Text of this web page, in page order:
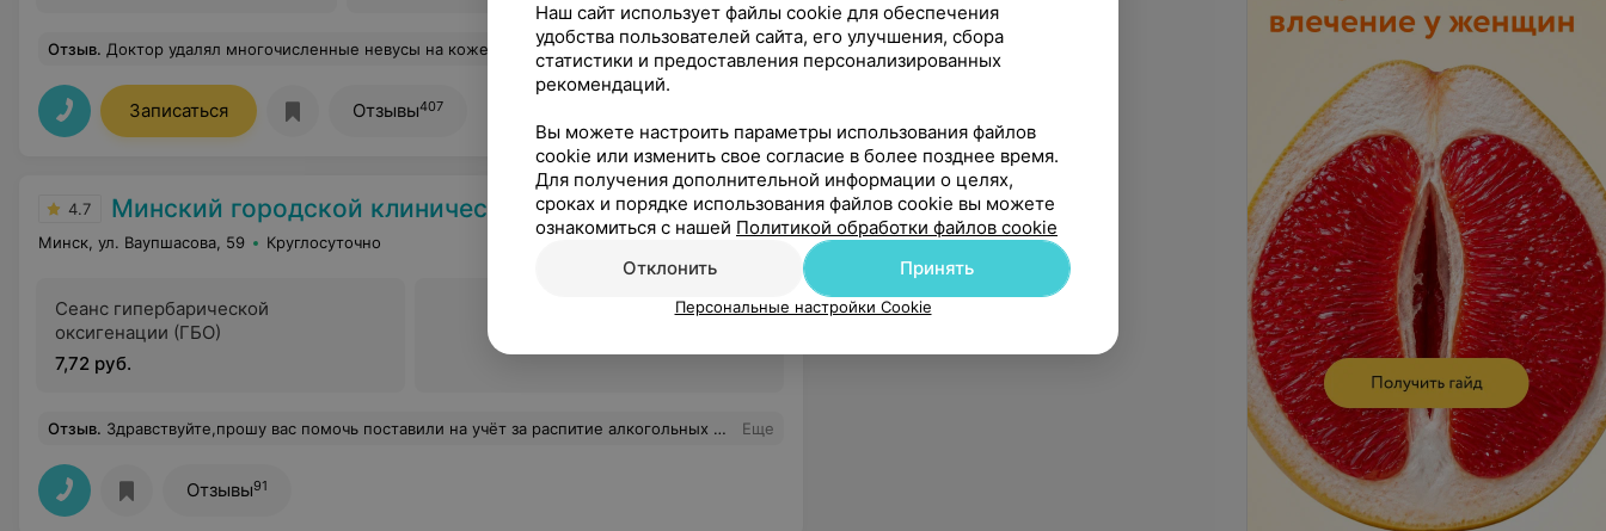
Отзыв. Доктор удалял многочисленные невусы на коже. Операция под местной анестезией прошла без проблем. Очень аккуратно выполнены швы, думаю, что через несколько месяцев они станут незаметны. Спасибо врачу Ваккеру Э.А. и медперсоналу на Богдановича 53. Еще
Записаться Отзывы407
4.7 Минский городской клинический наркологический центр (МГКНЦ)
Минск, ул. Ваупшасова, 59 Круглосуточно
Сеанс гипербарической
оксигенации (ГБО)
7,72 руб.
Отзыв. Здравствуйте,прошу вас помочь поставили на учёт за распитие алкогольных напитков,сказали год не пить,отмечаться в наркологическом диспансере,но был праздник и через 2 месяца как поставили на учет меня задержали сотрудники милиции в нетрезвом виде и увезли в отрезвитель,когда ставили на учет сказали попадешься еще раз отправим в ЛТП. Скажите,пожалуйста, меня теперь заберут или можно избежать этого?У меня жена ребёнок и мать на пенсии,я смотрю за ней, они очень боятся без меня остаться,я единственный кормилиц в семье и без меня им будет туго на что рассчитывать можно еще все решить чтоб не забрали ?Заранее спасибо! Еще
Отзывы91
Наш сайт использует файлы cookie для обеспечения
удобства пользователей сайта, его улучшения, сбора
статистики и предоставления персонализированных
рекомендаций.
Вы можете настроить параметры использования файлов
cookie или изменить свое согласие в более позднее время.
Для получения дополнительной информации о целях,
сроках и порядке использования файлов cookie вы можете
ознакомиться с нашей Политикой обработки файлов cookie
Отклонить
Принять
Персональные настройки Cookie